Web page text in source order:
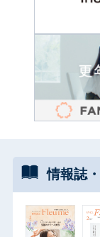
情報誌・